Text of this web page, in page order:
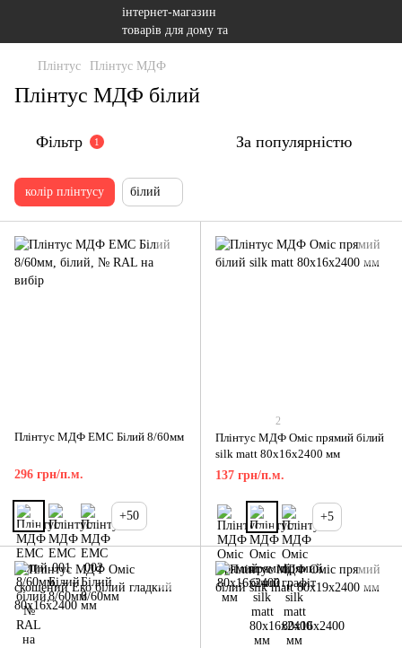
Плінтус Плінтус МДФ
Плінтус МДФ білий
Фільтр 1 За популярністю
колір плінтусу білий
Плінтус МДФ EMC Білий 8/60мм
296 грн/п.м.
+50
2
Плінтус МДФ Оміс прямий білий
silk matt 80x16x2400 мм
137 грн/п.м.
+5